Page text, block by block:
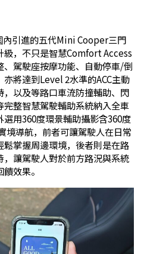
引進的五代Mini Cooper三門
級，不只是智慧Comfort Access
駕駛座按摩功能、自動停車/倒
將達到Level 2水準的ACC主動
以及等路口車流防撞輔助、閃
整智慧駕駛輔助系統納入全車
用360度環景輔助攝影含360度
境導航，前者可讓駕駛人在日常
掌握周邊環境，後者則是在路
讓駕駛人對於前方路況與系統
效果。